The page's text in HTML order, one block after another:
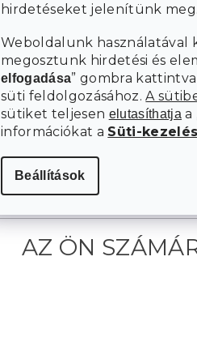
hirdetéseket jelenítünk meg.
Weboldalunk használatával
megosztunk hirdetési és
elfogadása” gombra
süti feldolgozásához.A
sütiket teljesen elutasíthatja a
információkat a Süti-
Beállítások